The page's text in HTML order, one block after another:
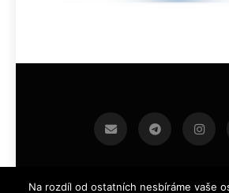
infoek.cz 2026.Developed By
Na rozdíl od ostatních nesbíráme vaše